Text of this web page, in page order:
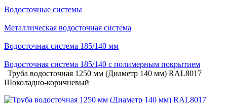
Водосточные системы
Металлическая водосточная система
Водосточная система 185/140 мм
Водосточная система 185/140 с полимерным покрытием
Труба водосточная 1250 мм (Диаметр 140 мм) RAL8017
Шоколадно-коричневый